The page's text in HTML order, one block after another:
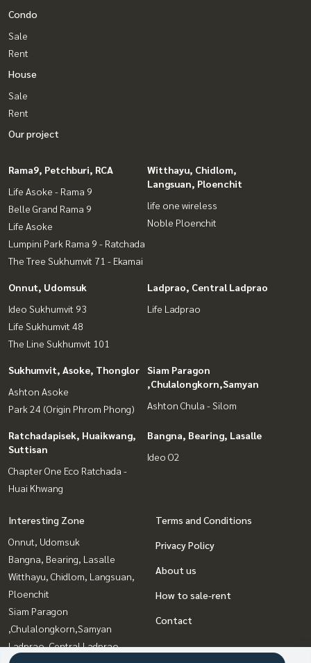
Condo
Sale
Rent
House
Sale
Rent
Our project
Rama9, Petchburi, RCA
Life Asoke - Rama 9
Belle Grand Rama 9
Life Asoke
Lumpini Park Rama 9 - Ratchada
The Tree Sukhumvit 71 - Ekamai
Witthayu, Chidlom,
Langsuan, Ploenchit
life one wireless
Noble Ploenchit
Onnut, Udomsuk
Ideo Sukhumvit 93
Life Sukhumvit 48
The Line Sukhumvit 101
Ladprao, Central Ladprao
Life Ladprao
Sukhumvit, Asoke, Thonglor
Ashton Asoke
Park 24 (Origin Phrom Phong)
Siam Paragon
,Chulalongkorn,Samyan
Ashton Chula - Silom
Ratchadapisek, Huaikwang,
Suttisan
Chapter One Eco Ratchada -
Huai Khwang
Bangna, Bearing, Lasalle
Ideo O2
Interesting Zone
Onnut, Udomsuk
Bangna, Bearing, Lasalle
Witthayu, Chidlom, Langsuan,
Ploenchit
Siam Paragon
,Chulalongkorn,Samyan
Ladprao, Central Ladprao
Terms and Conditions
Privacy Policy
About us
How to sale-rent
Contact